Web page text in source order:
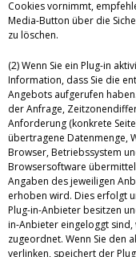
Cookies vornimmt,
Media-Button über die
zu löschen.
(2) Wenn Sie ein Plug-in
Information, dass Sie die
Angebots aufgerufen
der Anfrage,
Anforderung (konkrete
übertragene Datenmenge,
Browser, Betriebssystem
Browsersoftware
Angaben des jeweiligen
erhoben wird. Dies erfolgt
Plug-in-Anbieter besitzen
in-Anbieter eingeloggt
zugeordnet. Wenn Sie den
verlinken, speichert der